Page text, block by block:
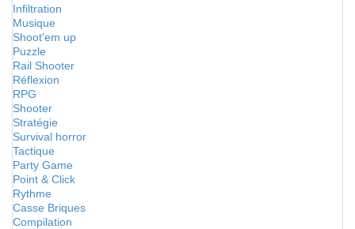
Infiltration
Musique
Shoot'em up
Puzzle
Rail Shooter
Réflexion
RPG
Shooter
Stratégie
Survival horror
Tactique
Party Game
Point & Click
Rythme
Casse Briques
Compilation